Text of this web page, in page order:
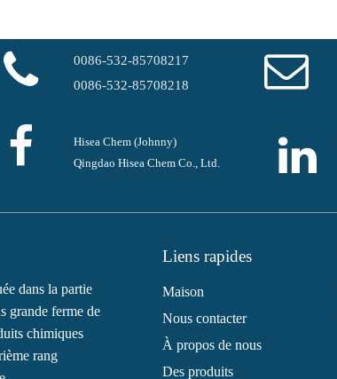
0086-532-85708217
0086-532-85708218
Hisea Chem (Johnny)
Qingdao Hisea Chem Co., Ltd.
dans la partie
grande ferme de
chimiques
rang
Liens rapides
Maison
Nous contacter
À propos de nous
Des produits